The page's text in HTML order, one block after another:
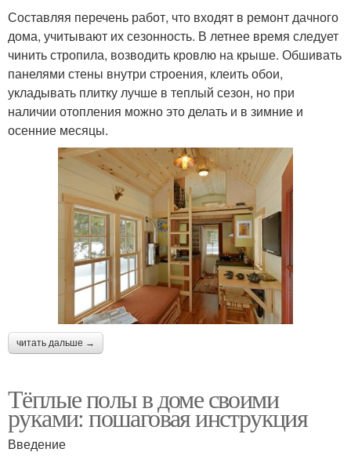
Составляя перечень работ, что входят в ремонт дачного
дома, учитывают их сезонность. В летнее время следует
чинить стропила, возводить кровлю на крыше. Обшивать
панелями стены внутри строения, клеить обои,
укладывать плитку лучше в теплый сезон, но при
наличии отопления можно это делать и в зимние и
осенние месяцы.
читать дальше →
Тёплые полы в доме своими
руками: пошаговая инструкция
Введение